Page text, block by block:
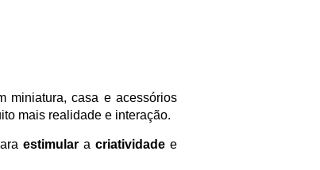
miniatura, casa e acessórios
mais realidade e interação.
estimular a criatividade e